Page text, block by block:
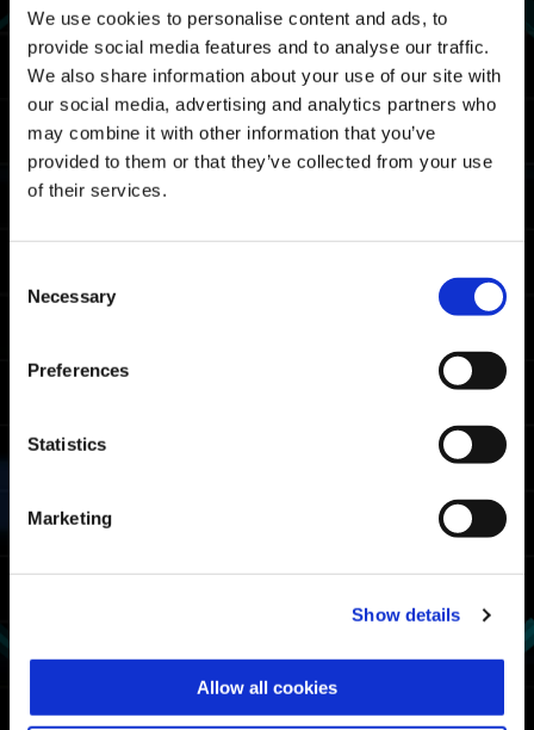
We use cookies to personalise content and ads, to
provide social media features and to analyse our traffic.
We also share information about your use of our site with
our social media, advertising and analytics partners who
may combine it with other information that you’ve
provided to them or that they’ve collected from your use
of their services.
Selection
Necessary
Preferences
Statistics
Marketing
Show details
Allow all cookies
- 10款武器皮肤
- 4款表情动作